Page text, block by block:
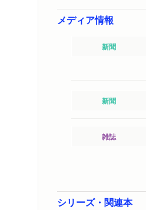
メディア情報
新聞
新聞
雑誌
シリーズ・関連本